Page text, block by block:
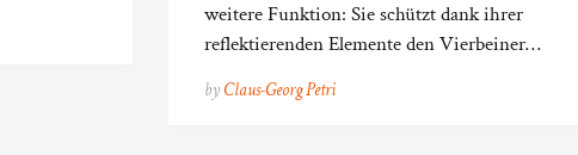
weitere Funktion: Sie schützt dank ihrer
reflektierenden Elemente den Vierbeiner…
byClaus-Georg Petri